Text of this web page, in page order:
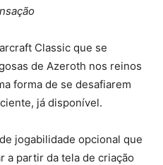
Classic que se
de Azeroth nos reinos
forma de se desafiarem
já disponível.
jogabilidade opcional que
a partir da tela de criação